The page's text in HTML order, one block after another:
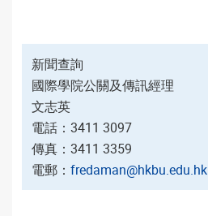
新聞查詢
國際學院公關及傳訊經理
文志英
電話：3411 3097
傳真：3411 3359
電郵： fredaman@hkbu.edu.hk